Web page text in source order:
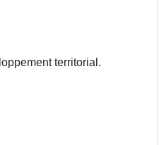
territorial.